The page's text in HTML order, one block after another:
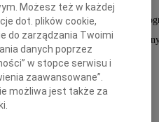
zostanie odprawiona w dniu
10.00 w kościele pw. Świętej
ul. Królowej Korony Polskiej.
Możesz też w każdej
dot. plików cookie,
do zarządzania Twoimi
danych poprzez
w stopce serwisu i
zaawansowane”.
możliwa jest także za